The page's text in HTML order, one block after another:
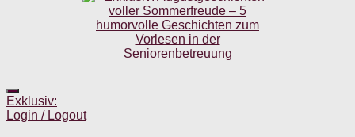
Exklusiv:
Login / Logout